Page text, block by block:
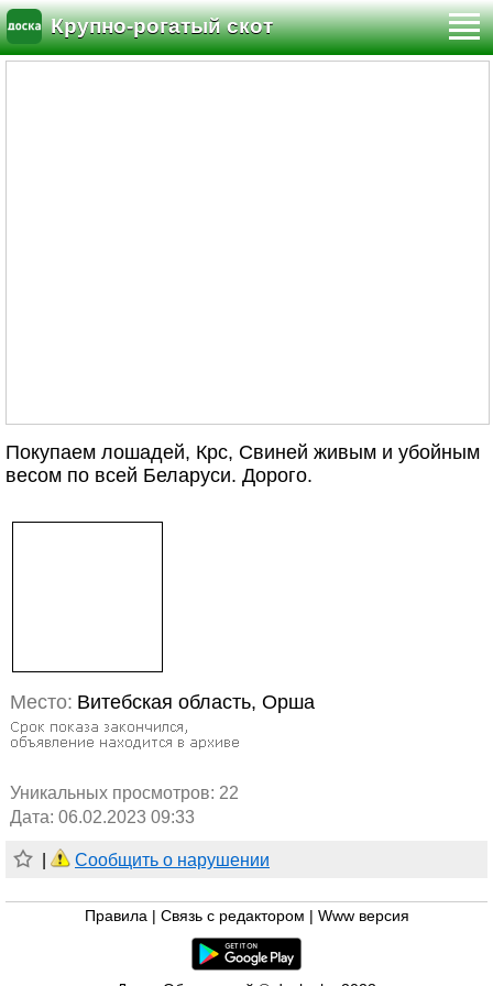
Крупно-рогатый скот
Покупаем лошадей, Крс, Свиней живым и убойным
весом по всей Беларуси. Дорого.
Место: Витебская область, Орша
Уникальных просмотров: 22
Дата: 06.02.2023 09:33
Сообщить о нарушении
Правила Связь с редактором Www версия